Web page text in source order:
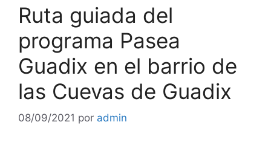
Ruta guiada del
programa Pasea
Guadix en el barrio de
las Cuevas de Guadix
08/09/2021 por admin